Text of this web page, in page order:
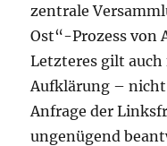
zentrale
Ost“-Prozess von
Letzteres gilt
Aufklärung – nicht
Anfrage der
ungenügend